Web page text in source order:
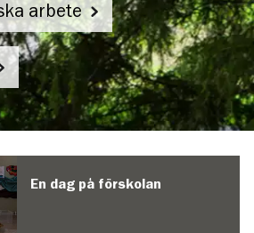
arbete
En dag på förskolan